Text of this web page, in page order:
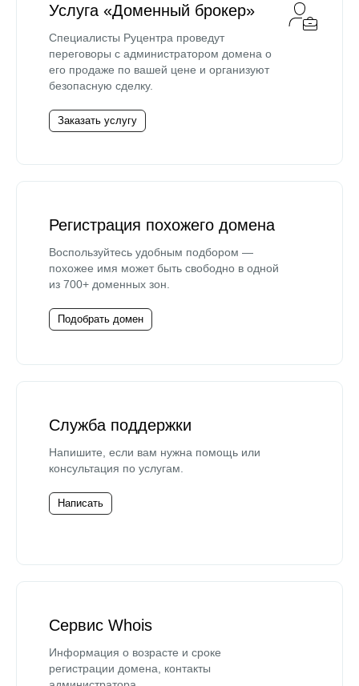
Услуга «Доменный брокер»
Специалисты Руцентра проведут
переговоры с администратором домена о
его продаже по вашей цене и организуют
безопасную сделку.
Заказать услугу
Регистрация похожего домена
Воспользуйтесь удобным подбором —
похожее имя может быть свободно в одной
из 700+ доменных зон.
Подобрать домен
Служба поддержки
Напишите, если вам нужна помощь или
консультация по услугам.
Написать
Сервис Whois
Информация о возрасте и сроке
регистрации домена, контакты